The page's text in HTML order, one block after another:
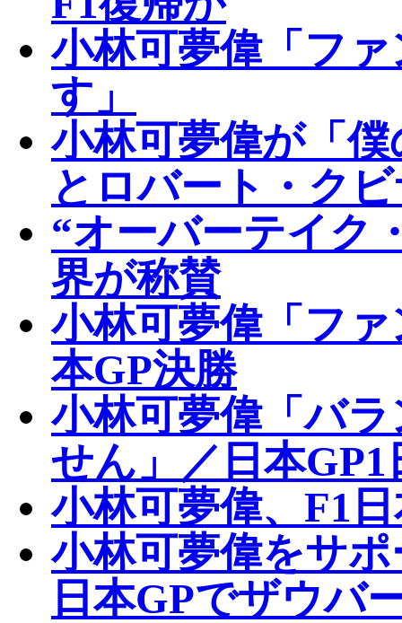
小林可夢偉「フ
す」
小林可夢偉が「
とロバート・ク
“オーバーテイク
界が称賛
小林可夢偉「フ
本GP決勝
小林可夢偉「バ
せん」／日本GP1
小林可夢偉、F1
小林可夢偉をサ
日本GPでザウバ